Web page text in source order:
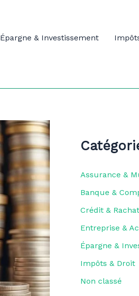
Épargne & Investissement
Assurance &
Banque &
Crédit & Rachat
Entreprise &
Épargne &
Impôts & Droit
Non classé